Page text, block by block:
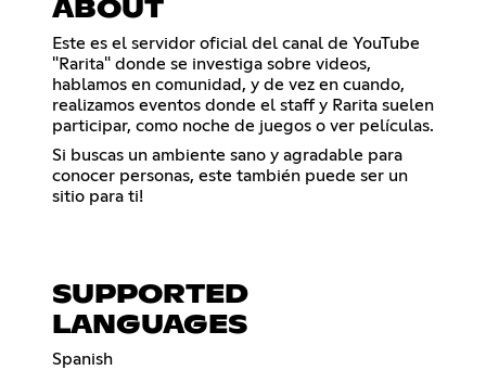
ABOUT
Este es el servidor oficial del canal de YouTube
"Rarita" donde se investiga sobre videos,
hablamos en comunidad, y de vez en cuando,
realizamos eventos donde el staff y Rarita suelen
participar, como noche de juegos o ver películas.
Si buscas un ambiente sano y agradable para
conocer personas, este también puede ser un
sitio para ti!
SUPPORTED
LANGUAGES
Spanish